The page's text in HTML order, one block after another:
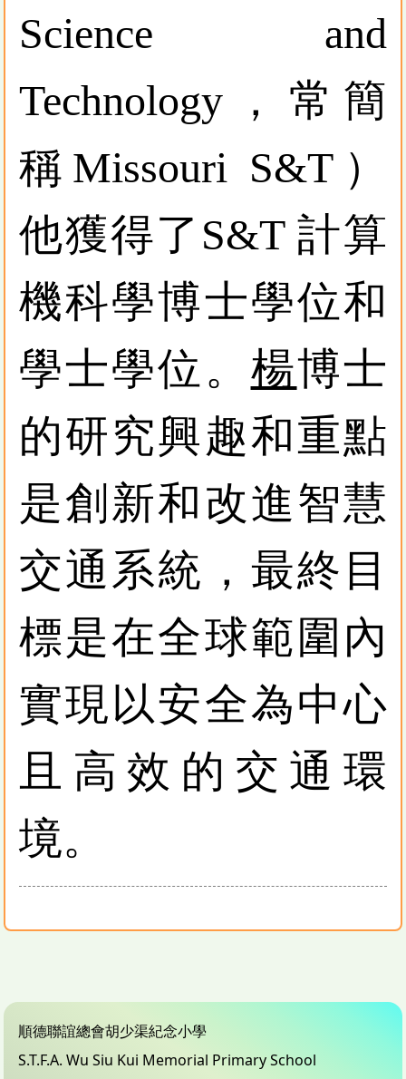
Science and
Technology，常簡
稱Missouri S&T）
他獲得了S&T 計算
機科學博士學位和
學士學位。 楊博士
的研究興趣和重點
是創新和改進智慧
交通系統，最終目
標是在全球範圍內
實現以安全為中心
且高效的交通環
境。
順德聯誼總會胡少渠紀念小學
S.T.F.A. Wu Siu Kui Memorial Primary School